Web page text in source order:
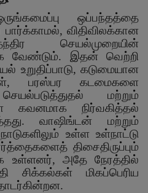
ஒப்பந்தத்தை
பார்க்காமல்,விதிவிலக்கான
செயல்முறையின்
வேண்டும். இதன் வெற்றி
உறுதிப்பாடு, கடுமையான
, பரஸ்பர கடமைகளை
மற்றும்
கவனமாக நிர்வகித்தல்
வாஷிங்டன் மற்றும்
உள்ள உள்நாட்டு
திசைதிருப்பும்
உள்ளனர், அதே நேரத்தில்
சிக்கல்கள் மிகப்பெரிய